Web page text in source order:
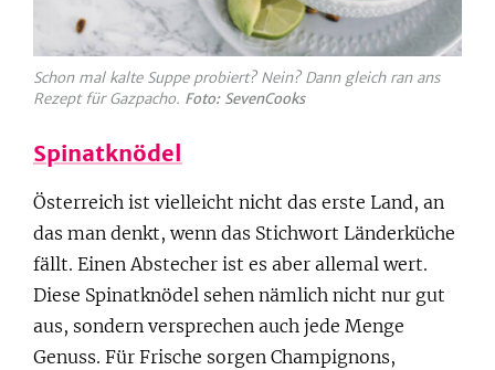
Schon mal kalte Suppe probiert? Nein? Dann gleich ran ans
Rezept für Gazpacho. Foto: SevenCooks
Spinatknödel
Österreich ist vielleicht nicht das erste Land, an
das man denkt, wenn das Stichwort Länderküche
fällt. Einen Abstecher ist es aber allemal wert.
Diese Spinatknödel sehen nämlich nicht nur gut
aus, sondern versprechen auch jede Menge
Genuss. Für Frische sorgen Champignons,